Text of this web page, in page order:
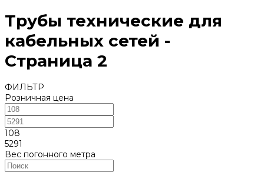
Трубы технические для
кабельных сетей -
Страница 2
ФИЛЬТР
Розничная цена
108
5291
Вес погонного метра